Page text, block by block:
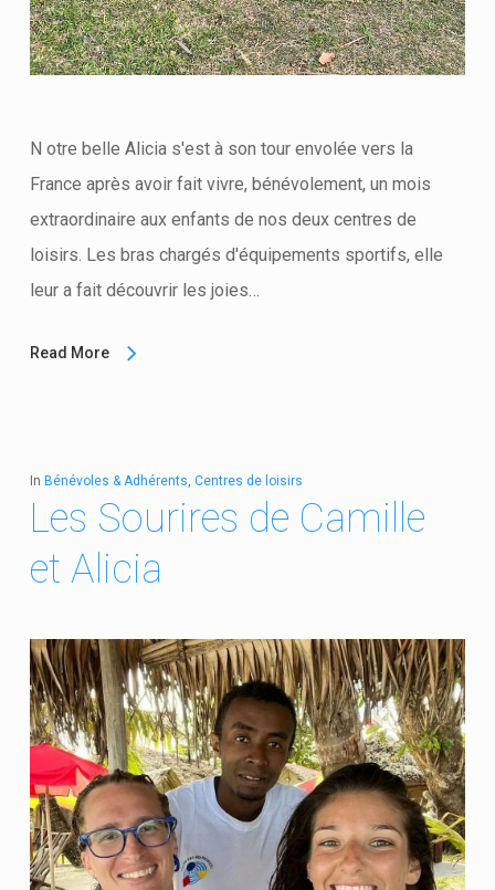
N otre belle Alicia s'est à son tour envolée vers la
France après avoir fait vivre, bénévolement, un mois
extraordinaire aux enfants de nos deux centres de
loisirs. Les bras chargés d'équipements sportifs, elle
leur a fait découvrir les joies…
Read More
In Bénévoles & Adhérents Centres de loisirs
Les Sourires de Camille
et Alicia